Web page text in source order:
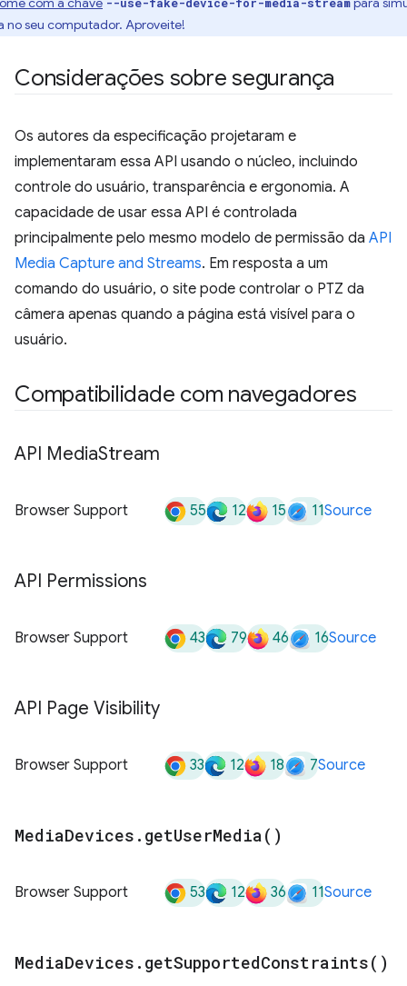
--use-fake-device-for-media-stream
no seu computador. Aproveite!
Considerações sobre segurança
Os autores da especificação projetaram e
implementaram essa API usando o núcleo, incluindo
controle do usuário, transparência e ergonomia. A
capacidade de usar essa API é controlada
principalmente pelo mesmo modelo de permissão da API
Media Capture and Streams. Em resposta a um
comando do usuário, o site pode controlar o PTZ da
câmera apenas quando a página está visível para o
usuário.
Compatibilidade com navegadores
API MediaStream
Browser Support 55 12 15 11Source
API Permissions
Browser Support 43 79 46 16Source
API Page Visibility
Browser Support 33 12 18 7Source
MediaDevices . getUserMedia( )
Browser Support 53 12 36 11Source
MediaDevices . getSupportedConstraints( )